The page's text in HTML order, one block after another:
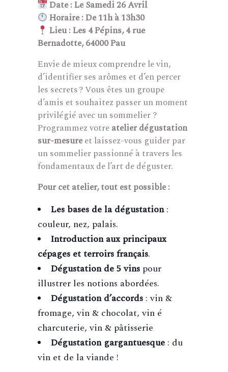
Date : Le Samedi 26 Avril
Horaire : De 11h à 13h30
Lieu : Les 4 Pépins, 4 rue
Bernadotte, 64000 Pau
Envie de mieux comprendre le vin,
d’identifier ses arômes et d’en percer
les secrets ? Vous êtes un groupe
d’amis et souhaitez passer un moment
privilégié avec un sommelier ?
Programmez votreatelier dégustation
sur-mesureet laissez-vous guider par
un sommelier passionné à travers les
fondamentaux de l’art de déguster.
Pour cet atelier, tout est possible :
Les bases de la dégustation:
couleur, nez, palais.
Introduction aux principaux
cépages et terroirs français.
Dégustation de 5 vins pour
illustrer les notions abordées.
Dégustation d’accords : vin &
fromage, vin & chocolat, vin é
charcuterie, vin & pâtisserie
Dégustation gargantuesque : du
vin et de la viande !